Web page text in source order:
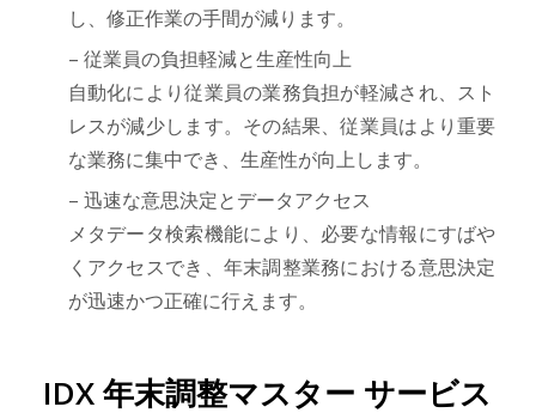
し、修正作業の手間が減ります。
– 従業員の負担軽減と生産性向上
自動化により従業員の業務負担が軽減され、スト
レスが減少します。その結果、従業員はより重要
な業務に集中でき、生産性が向上します。
– 迅速な意思決定とデータアクセス
メタデータ検索機能により、必要な情報にすばや
くアクセスでき、年末調整業務における意思決定
が迅速かつ正確に行えます。
IDX 年末調整マスター サービス